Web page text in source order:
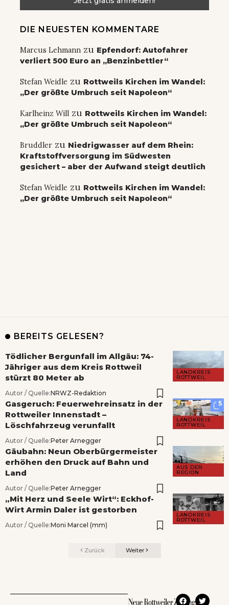
DIE NEUESTEN KOMMENTARE
Marcus Lehmann zu Epfendorf: Autofahrer
verliert 500 Euro an „Benzinbettler“
Stefan Weidle zu Rottweils Kirchen im Wandel:
„Der größte Umbruch seit Napoleon“
Karlheinz Will zu Rottweils Kirchen im Wandel:
„Der größte Umbruch seit Napoleon“
Bruddler zu Niedrigwasser auf dem Rhein:
Kraftstoffversorgung im Südwesten
gesichert – aber der Aufwand steigt deutlich
Stefan Weidle zu Rottweils Kirchen im Wandel:
„Der größte Umbruch seit Napoleon“
BEREITS GELESEN?
LANDKREIS
ROTTWEIL
Tödlicher Bergunfall im Allgäu: 74-
Jähriger aus dem Kreis Rottweil
stürzt 80 Meter ab
Autor / Quelle:NRWZ-Redaktion
5
LANDKREIS
ROTTWEIL
Gasgeruch: Feuerwehreinsatz in der
Rottweiler Innenstadt –
Löschfahrzeug verunfallt
Autor / Quelle:Peter Arnegger
AUS DER
REGION
Gäubahn: Neun Oberbürgermeister
erhöhen den Druck auf Bahn und
Land
Autor / Quelle:Peter Arnegger
LANDKREIS
ROTTWEIL
„Mit Herz und Seele Wirt“: Eckhof-
Wirt Armin Daler ist gestorben
Autor / Quelle:Moni Marcel (mm)
Zurück Weiter